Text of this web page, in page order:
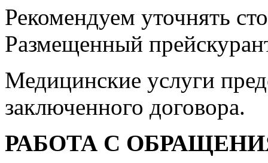
Рекомендуем уточнять
Размещенный
Медицинские услуги
заключенного договора.
РАБОТА С